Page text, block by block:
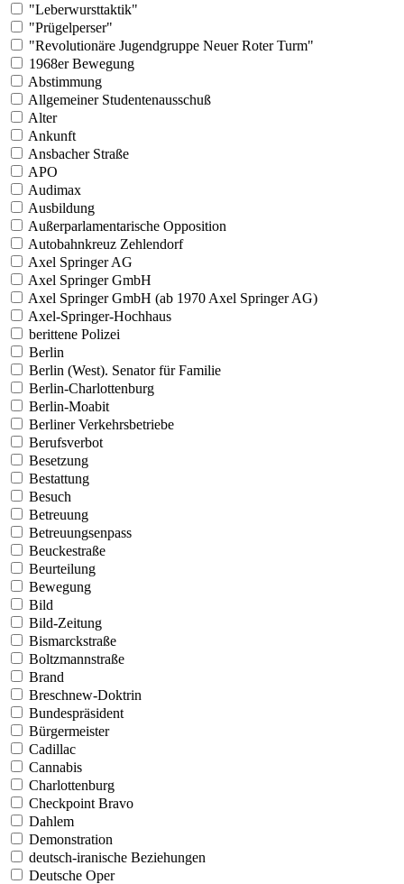
"Leberwursttaktik"
"Prügelperser"
"Revolutionäre Jugendgruppe Neuer Roter Turm"
1968er Bewegung
Abstimmung
Allgemeiner Studentenausschuß
Alter
Ankunft
Ansbacher Straße
APO
Audimax
Ausbildung
Außerparlamentarische Opposition
Autobahnkreuz Zehlendorf
Axel Springer AG
Axel Springer GmbH
Axel Springer GmbH (ab 1970 Axel Springer AG)
Axel-Springer-Hochhaus
berittene Polizei
Berlin
Berlin (West). Senator für Familie
Berlin-Charlottenburg
Berlin-Moabit
Berliner Verkehrsbetriebe
Berufsverbot
Besetzung
Bestattung
Besuch
Betreuung
Betreuungsenpass
Beuckestraße
Beurteilung
Bewegung
Bild
Bild-Zeitung
Bismarckstraße
Boltzmannstraße
Brand
Breschnew-Doktrin
Bundespräsident
Bürgermeister
Cadillac
Cannabis
Charlottenburg
Checkpoint Bravo
Dahlem
Demonstration
deutsch-iranische Beziehungen
Deutsche Oper